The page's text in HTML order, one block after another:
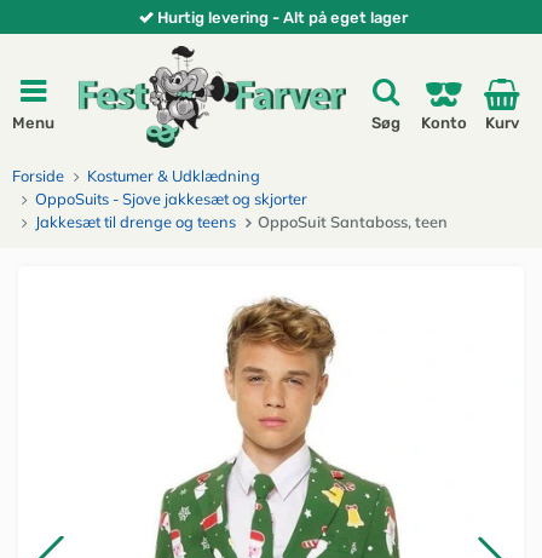
Hurtig levering - Alt på eget lager
Menu Søg Konto Kurv
Forside
Kostumer & Udklædning
OppoSuits - Sjove jakkesæt og skjorter
Jakkesæt til drenge og teens
OppoSuit Santaboss, teen